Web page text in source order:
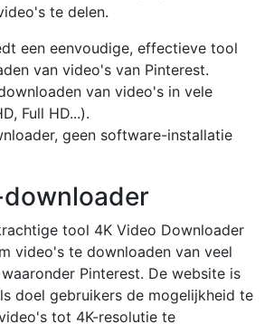
te delen.
een eenvoudige, effectieve tool
van video's van Pinterest.
van video's in vele
Full HD...).
geen software-installatie
tool 4K Video Downloader
video's te downloaden van veel
Pinterest. De website is
doel gebruikers de mogelijkheid te
tot 4K-resolutie te